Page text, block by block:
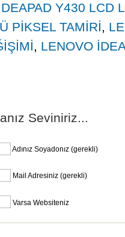
Y430 LCD
PİKSEL TAMİRİ,
, LENOVO
Seviniriz...
Adınız Soyadonız (gerekli)
Mail Adresiniz (gerekli)
Varsa Websiteniz